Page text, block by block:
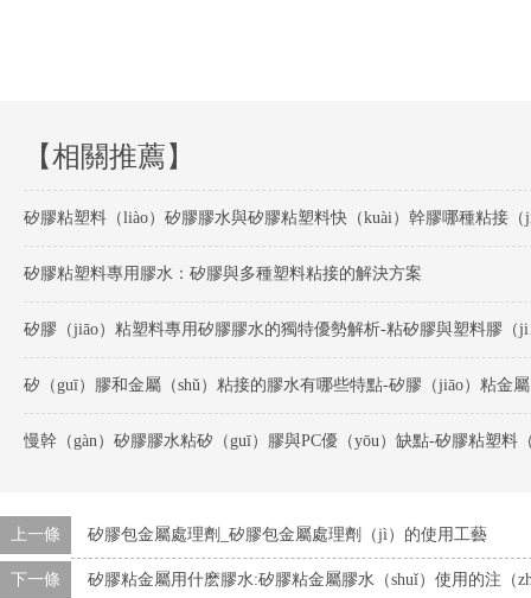
【相關推薦】
矽膠粘塑料專用膠水：矽膠與多種塑料粘接的解決方案
矽膠
上一條 矽膠包金屬處理劑_矽膠包金屬處理劑（jì）的使用工藝
下一條 矽膠粘金屬用什麽膠水:矽膠粘金屬膠水（shuǐ）使用的注（